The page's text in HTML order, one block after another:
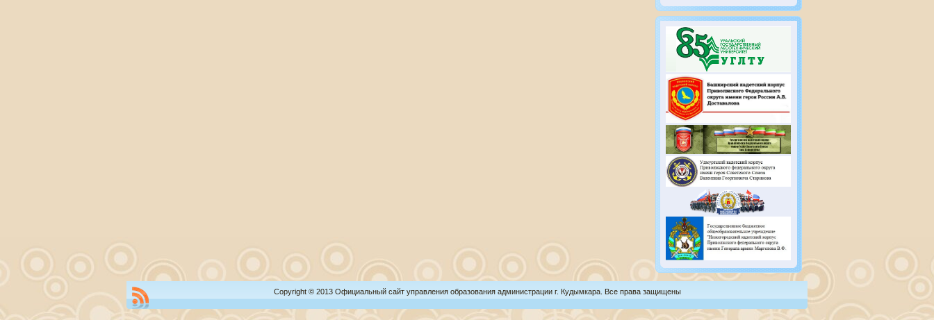
Copyright © 2013 Официальный сайт управления образования администрации г. Кудымкара. Все права защищены